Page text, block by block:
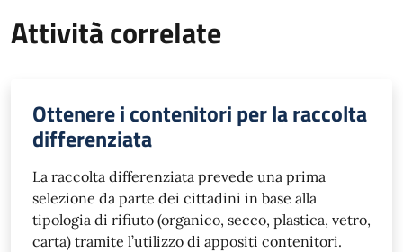
Attività correlate
Ottenere i contenitori per la raccolta
differenziata
La raccolta differenziata prevede una prima
selezione da parte dei cittadini in base alla
tipologia di rifiuto (organico, secco, plastica, vetro,
carta) tramite l’utilizzo di appositi contenitori.